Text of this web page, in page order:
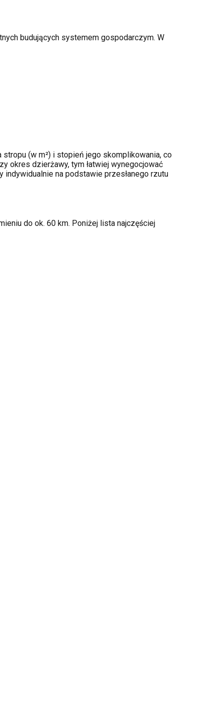
budujących systemem gospodarczym. W
(w m²) i stopień jego skomplikowania, co
okres dzierżawy, tym łatwiej wynegocjować
na podstawie przesłanego rzutu
do ok. 60 km. Poniżej lista najczęściej